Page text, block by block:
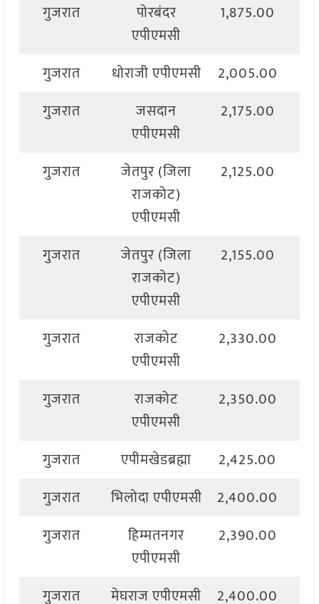
गुजरात
पोरबंदर
एपीएमसी
1,875.00
गुजरात धोराजी एपीएमसी 2,005.00
गुजरात
जसदान
एपीएमसी
2,175.00
गुजरात
जेतपुर (जिला
राजकोट)
एपीएमसी
2,125.00
गुजरात
जेतपुर (जिला
राजकोट)
एपीएमसी
2,155.00
गुजरात
राजकोट
एपीएमसी
2,330.00
गुजरात
राजकोट
एपीएमसी
2,350.00
गुजरात एपीमखेडब्रह्मा 2,425.00
गुजरात
भिलोदा एपीएमसी 2,400.00
गुजरात
हिम्मतनगर
एपीएमसी
2,390.00
गुजरात मेघराज एपीएमसी 2,400.00